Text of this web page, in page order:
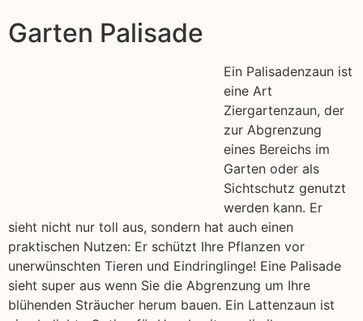
Garten Palisade
Ein Palisadenzaun ist
eine Art
Ziergartenzaun, der
zur Abgrenzung
eines Bereichs im
Garten oder als
Sichtschutz genutzt
werden kann. Er
sieht nicht nur toll aus, sondern hat auch einen
praktischen Nutzen: Er schützt Ihre Pflanzen vor
unerwünschten Tieren und Eindringlinge! Eine Palisade
sieht super aus wenn Sie die Abgrenzung um Ihre
blühenden Sträucher herum bauen. Ein Lattenzaun ist